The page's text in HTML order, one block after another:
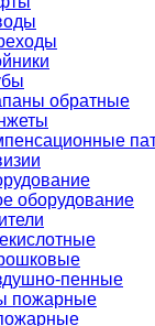
обратные
оборудование
пенные
пожарные